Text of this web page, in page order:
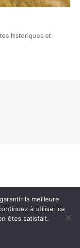
historiques et
la meilleure
à utiliser ce
êtes satisfait.